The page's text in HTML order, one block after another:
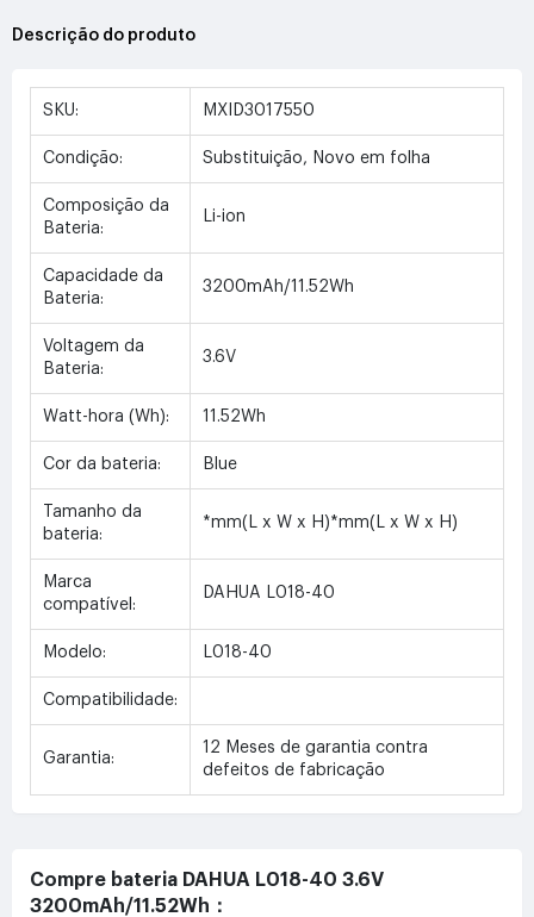
Descrição do produto
SKU: MXID3017550
Condição: Substituição, Novo em folha
Composição da
Bateria:
Li-ion
Capacidade da
Bateria:
3200mAh/11.52Wh
Voltagem da
Bateria:
3.6V
Watt-hora (Wh): 11.52Wh
Cor da bateria: Blue
Tamanho da
bateria:
*mm(L x W x H)*mm(L x W x H)
Marca
compatível:
DAHUA L018-40
Modelo: L018-40
Compatibilidade:
Garantia:
12 Meses de garantia contra
defeitos de fabricação
Compre bateria DAHUA L018-40 3.6V
3200mAh/11.52Wh：